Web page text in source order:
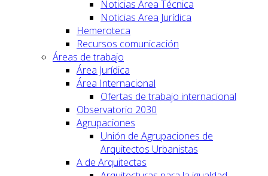
Noticias Area Técnica
Noticias Area Jurídica
Hemeroteca
Recursos comunicación
Áreas de trabajo
Área Jurídica
Área Internacional
Ofertas de trabajo internacional
Observatorio 2030
Agrupaciones
Unión de Agrupaciones de
Arquitectos Urbanistas
A de Arquitectas